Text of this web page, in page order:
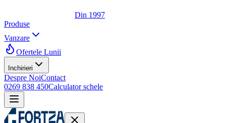
Din 1997
Produse
Vanzare
Ofertele Lunii
Inchirieri
Despre NoiContact
0269 838 450Calculator schele